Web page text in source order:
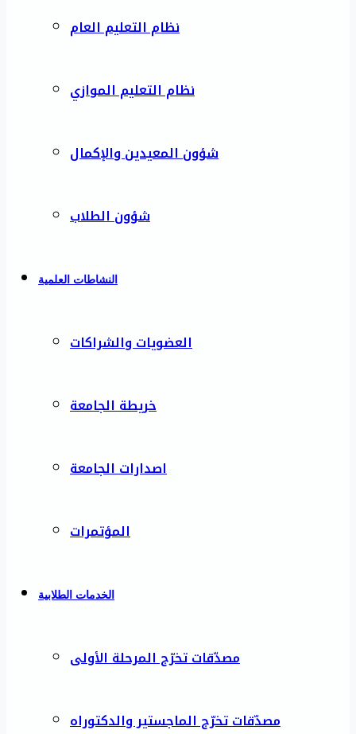
نظام التعليم العام
نظام التعليم الموازي
شؤون المعيدين والإكمال
شؤون الطلاب
النشاطات العلمية
العضويات والشراكات
خريطة الجامعة
اصدارات الجامعة
المؤتمرات
الخدمات الطلابية
مصدّقات تخرّج المرحلة الأولى
مصدّقات تخرّج الماجستير والدكتوراه